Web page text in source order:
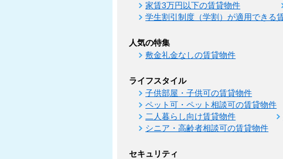
家賃3万円以下の賃貸物件
学生割引制度（学割）が適用できる
人気の特集
敷金礼金なしの賃貸物件
ライフスタイル
子供部屋・子供可の賃貸物件
ペット可・ペット相談可の賃貸物件
二人暮らし向け賃貸物件
シニア・高齢者相談可の賃貸物件
セキュリティ